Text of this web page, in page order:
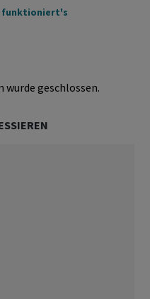
funktioniert's
geschlossen.